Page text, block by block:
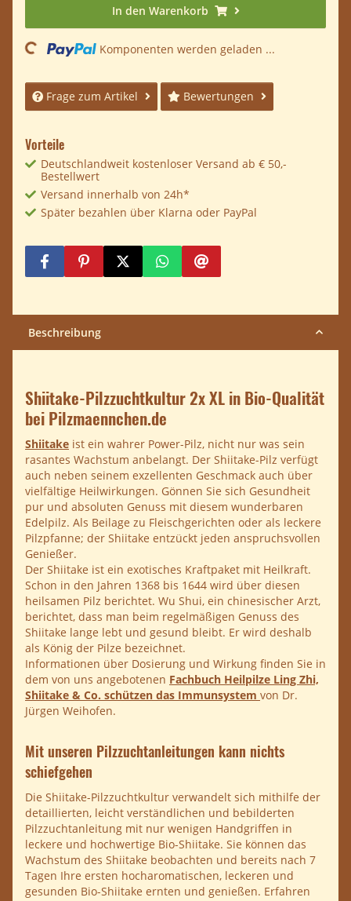
In den Warenkorb
Loading... Komponenten werden geladen ...
Frage zum Artikel Bewertungen
Vorteile
Deutschlandweit kostenloser Versand ab € 50,-
Bestellwert
Versand innerhalb von 24h*
Später bezahlen über Klarna oder PayPal
Beschreibung
Shiitake-Pilzzuchtkultur 2x XL in Bio-Qualität
bei Pilzmaennchen.de
Shiitake ist ein wahrer Power-Pilz, nicht nur was sein
rasantes Wachstum anbelangt. Der Shiitake-Pilz verfügt
auch neben seinem exzellenten Geschmack auch über
vielfältige Heilwirkungen. Gönnen Sie sich Gesundheit
pur und absoluten Genuss mit diesem wunderbaren
Edelpilz. Als Beilage zu Fleischgerichten oder als leckere
Pilzpfanne; der Shiitake entzückt jeden anspruchsvollen
Genießer.
Der Shiitake ist ein exotisches Kraftpaket mit Heilkraft.
Schon in den Jahren 1368 bis 1644 wird über diesen
heilsamen Pilz berichtet. Wu Shui, ein chinesischer Arzt,
berichtet, dass man beim regelmäßigen Genuss des
Shiitake lange lebt und gesund bleibt. Er wird deshalb
als König der Pilze bezeichnet.
Informationen über Dosierung und Wirkung finden Sie in
dem von uns angebotenen Fachbuch Heilpilze Ling Zhi,
Shiitake & Co. schützen das Immunsystem von Dr.
Jürgen Weihofen.
Mit unseren Pilzzuchtanleitungen kann nichts
schiefgehen
Die Shiitake-Pilzzuchtkultur verwandelt sich mithilfe der
detaillierten, leicht verständlichen und bebilderten
Pilzzuchtanleitung mit nur wenigen Handgriffen in
leckere und hochwertige Bio-Shiitake. Sie können das
Wachstum des Shiitake beobachten und bereits nach 7
Tagen Ihre ersten hocharomatischen, leckeren und
gesunden Bio-Shiitake ernten und genießen. Erfahren